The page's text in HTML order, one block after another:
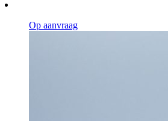
Op aanvraag